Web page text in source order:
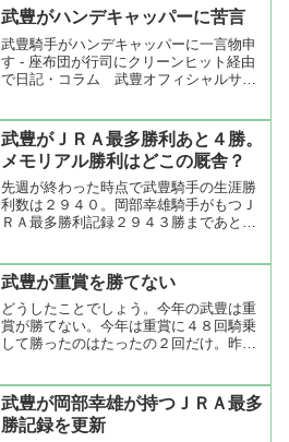
近藤利一氏と騎手・武豊が握手をしてい
る写真が掲載されていた（...
武豊がハンデキャッパーに苦言
武豊騎手がハンデキャッパーに一言物申
す - 座布団が行司にクリーンヒット経由
で日記・コラム 武豊オフィシャルサイ
ンデキャッパーに苦言を呈している。条
件戦を勝った馬...
武豊がＪＲＡ最多勝利あと４勝。
メモリアル勝利はどこの厩舎？
先週が終わった時点で武豊騎手の生涯勝
利数は２９４０。岡部幸雄騎手がもつＪ
ＲＡ最多勝利記録２９４３勝まであと３
師にとってもメモリアルになるだろう。
１０００勝目は父・武邦彦...
武豊が重賞を勝てない
どうしたことでしょう。今年の武豊は重
賞が勝てない。今年は重賞に４８回騎乗
して勝ったのはたったの２回だけ。昨年
しかも、特別レースでも勝ってない。レ
ース番号で集計したところ...
武豊が岡部幸雄が持つＪＲＡ最多
勝記録を更新